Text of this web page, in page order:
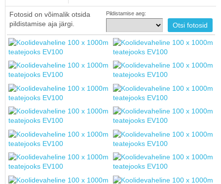
Fotosid on võimalik otsida
pildistamise aja järgi.
Pildistamise aeg: